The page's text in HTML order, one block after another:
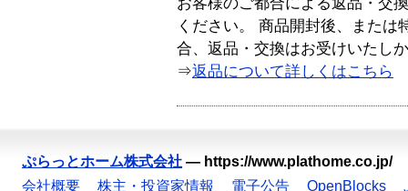
お客様のご都合による返品・交
ください。 商品開封後、または
合、返品・交換はお受けいたし
⇒返品について詳しくはこちら
ぷらっとホーム株式会社 — https://www.plathome.co.jp/
会社概要
株主・投資家情報 電子公告 OpenBlocks